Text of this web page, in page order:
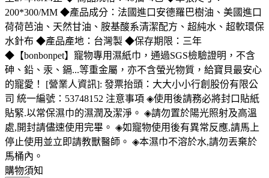
200*300/MM ◆產品成分：法國進口安德羅巴樹油、美國進口
荷荷芭油、天然甘油、胺基酸系清潔配方、超純水、超軟環保
水針布 ◆產品產地：台灣製 ◆保存期限：三年
◆【bonbonpet】寵物專用濕紙巾，通過SGS檢驗證明，不含
砷、鉛、汞、鎘...等重金屬，亦不含螢光物質，給寶貝最安心
的寵愛！ [營業人資訊]: 發票抬頭：大大小小行創股份有限公
司 統一編號：53748152 注意事項 ◈使用後請務必將封口貼紙
貼緊.以常保濕巾的濕潤及潔淨。 ◈請勿置於陽光照射及高溫
處,開封請儘速使用完畢。 ◈如寵物使用後有異常反應,請馬上
停止使用並立即請教獸醫師。 ◈本濕巾不溶於水,請勿丟棄於
馬桶內。
購物須知